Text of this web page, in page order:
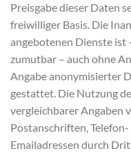
Preisgabe dieser Daten
freiwilliger Basis. Die
angebotenen Dienste ist
zumutbar – auch ohne
Angabe anonymisierter
gestattet. Die Nutzung
vergleichbarer Angaben
Postanschriften,
Emailadressen durch